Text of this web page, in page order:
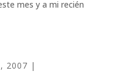
mes y a mi recién
2007 |